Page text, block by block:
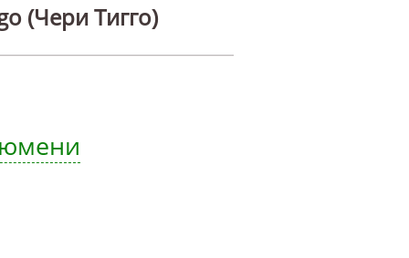
(Чери Тигго)